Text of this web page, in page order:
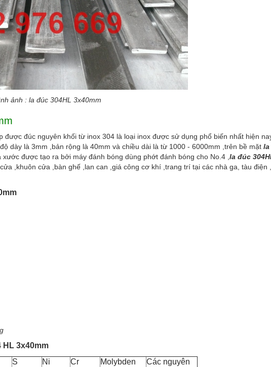
3x40mm
được đúc nguyên khối từ inox 304 là loại inox được sử dụng phổ biến nhất hiện
dày là 3mm ,bản rộng là 40mm và chiều dài là từ 1000 - 6000mm ,trên bề mặt la
được tạo ra bởi máy đánh bóng dùng phớt đánh bóng cho No.4 , la đúc
,khuôn cửa ,bàn ghế ,lan can ,giá công cơ khí ,trang trí tại các nhà ga, tàu điện
HL 3x40mm
S Ni Cr Molybden
Các nguyên